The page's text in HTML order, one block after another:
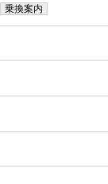
乗換案内